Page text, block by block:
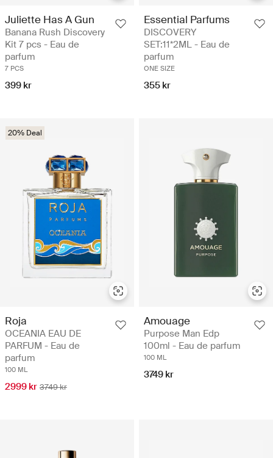
Juliette Has A Gun
Banana Rush Discovery
Kit 7 pcs - Eau de
parfum
7 PCS
399 kr
Essential Parfums
DISCOVERY
SET:11*2ML - Eau de
parfum
ONE SIZE
355 kr
20% Deal
Roja
OCEANIA EAU DE
PARFUM - Eau de
parfum
100 ML
2999 kr 3749 kr
Amouage
Purpose Man Edp
100ml - Eau de parfum
100 ML
3749 kr